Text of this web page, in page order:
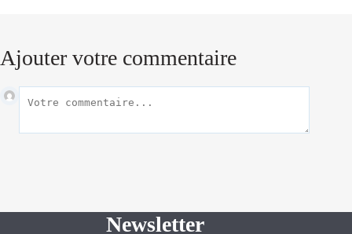
Ajouter votre commentaire
Newsletter